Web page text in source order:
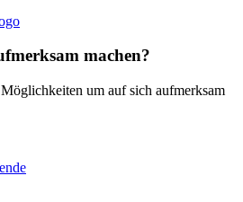
machen?
um auf sich aufmerksam